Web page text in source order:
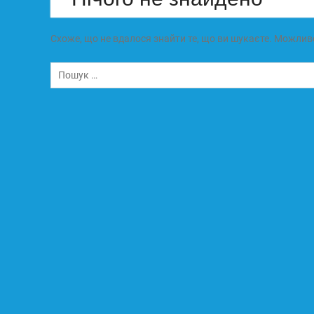
Схоже, що не вдалося знайти те, що ви шукаєте.
Пошук: